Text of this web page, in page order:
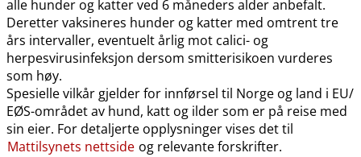
alle hunder og katter ved 6 måneders alder anbefalt.
Deretter vaksineres hunder og katter med omtrent tre
års intervaller, eventuelt årlig mot calici- og
herpesvirusinfeksjon dersom smitterisikoen vurderes
som høy.
Spesielle vilkår gjelder for innførsel til Norge og land i EU​/​
EØS-området av hund, katt og ilder som er på reise med
sin eier. For detaljerte opplysninger vises det til
Mattilsynets nettside og relevante forskrifter.